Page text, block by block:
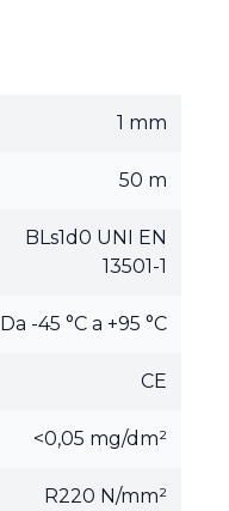
1 mm
50 m
BLs1d0 UNI EN
13501-1
Da -45 °C a +95 °C
CE
<0,05 mg/dm²
R220 N/mm²